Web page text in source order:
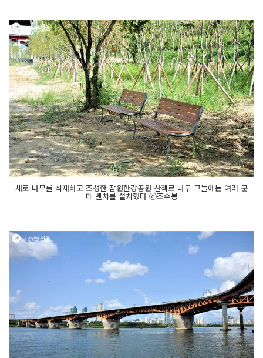
새로 나무를 식재하고 조성한 잠원한강공원 산책로 나무 그늘에는 여러 군
데 벤치를 설치했다 ⓒ조수봉